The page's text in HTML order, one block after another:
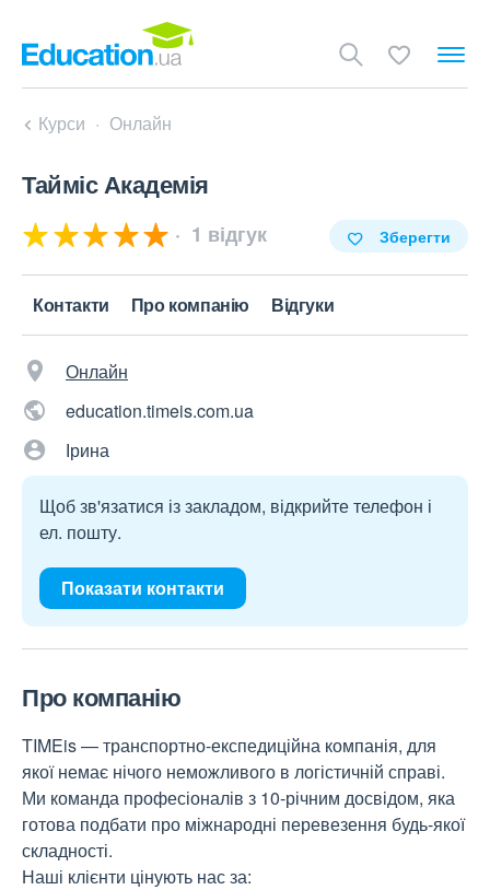
Курси Онлайн
Тайміс Академія
1 відгук Зберегти
Контакти Про компанію Відгуки
Онлайн
education.timeis.com.ua
Ірина
Щоб зв'язатися із закладом, відкрийте телефон і
ел. пошту.
Показати контакти
Про компанію
TIMEis — транспортно-експедиційна компанія, для
якої немає нічого неможливого в логістичній справі.
Ми команда професіоналів з 10-річним досвідом, яка
готова подбати про міжнародні перевезення будь-якої
складності.
Наші клієнти цінують нас за: